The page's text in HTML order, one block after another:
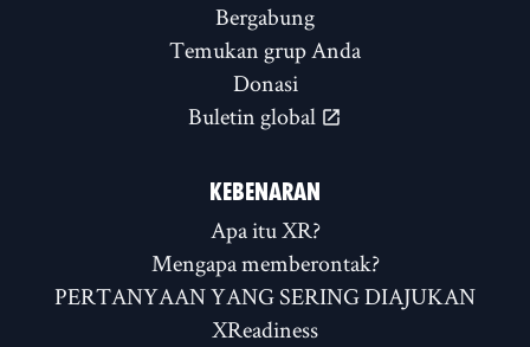
Bergabung
Temukan grup Anda
Donasi
Buletin global
KEBENARAN
Apa itu XR?
Mengapa memberontak?
PERTANYAAN YANG SERING DIAJUKAN
XReadiness